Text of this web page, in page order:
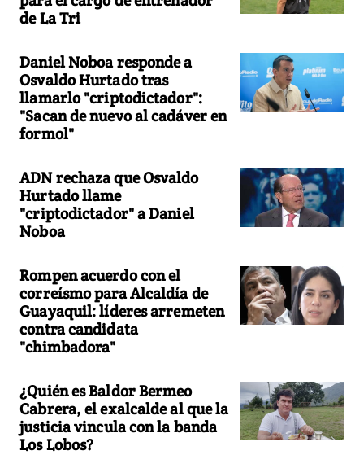
de La Tri
Daniel Noboa responde a
Osvaldo Hurtado tras
llamarlo "criptodictador":
"Sacan de nuevo al cadáver en
formol"
ADN rechaza que Osvaldo
Hurtado llame
"criptodictador" a Daniel
Noboa
Rompen acuerdo con el
correísmo para Alcaldía de
Guayaquil: líderes arremeten
contra candidata
"chimbadora"
¿Quién es Baldor Bermeo
Cabrera, el exalcalde al que la
justicia vincula con la banda
Los Lobos?